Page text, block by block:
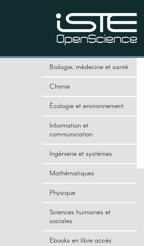
Biologie, médecine et santé
Chimie
Écologie et environnement
Information et
communication
Ingénierie et systèmes
Mathématiques
Physique
Sciences humaines et
sociales
Ebooks en libre accès